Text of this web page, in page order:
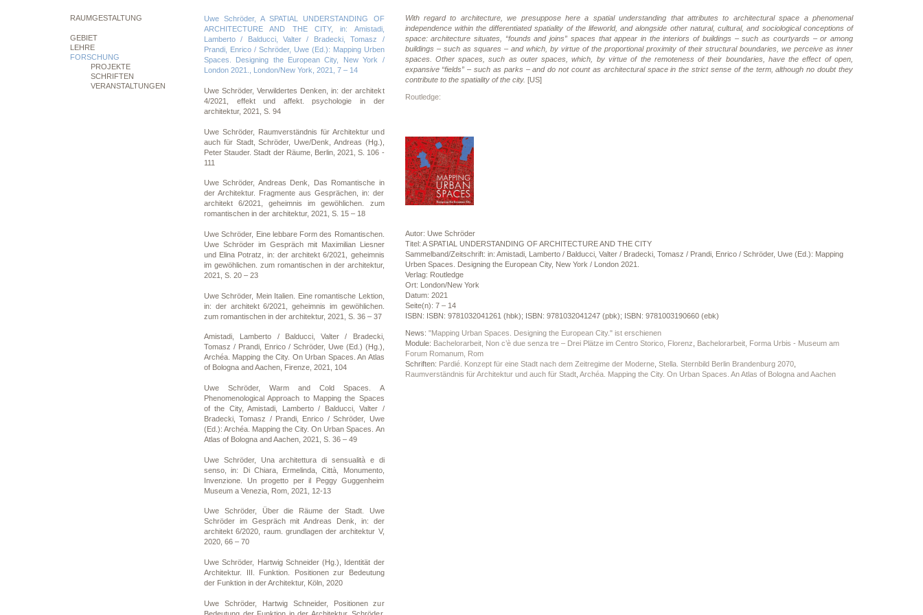
RAUMGESTALTUNG
GEBIET
LEHRE
FORSCHUNG
PROJEKTE
SCHRIFTEN
VERANSTALTUNGEN
Uwe Schröder, A SPATIAL UNDERSTANDING OF
ARCHITECTURE AND THE CITY, in: Amistadi,
Lamberto / Balducci, Valter / Bradecki, Tomasz /
Prandi, Enrico / Schröder, Uwe (Ed.): Mapping Urben
Spaces. Designing the European City, New York /
London 2021., London/New York, 2021, 7 – 14
Uwe Schröder, Verwildertes Denken, in: der architekt
4/2021, effekt und affekt. psychologie in der
architektur, 2021, S. 94
Uwe Schröder, Raumverständnis für Architektur und
auch für Stadt, Schröder, Uwe/Denk, Andreas (Hg.),
Peter Stauder. Stadt der Räume, Berlin, 2021, S. 106 -
111
Uwe Schröder, Andreas Denk, Das Romantische in
der Architektur. Fragmente aus Gesprächen, in: der
architekt 6/2021, geheimnis im gewöhlichen. zum
romantischen in der architektur, 2021, S. 15 – 18
Uwe Schröder, Eine lebbare Form des Romantischen.
Uwe Schröder im Gespräch mit Maximilian Liesner
und Elina Potratz, in: der architekt 6/2021, geheimnis
im gewöhlichen. zum romantischen in der architektur,
2021, S. 20 – 23
Uwe Schröder, Mein Italien. Eine romantische Lektion,
in: der architekt 6/2021, geheimnis im gewöhlichen.
zum romantischen in der architektur, 2021, S. 36 – 37
Amistadi, Lamberto / Balducci, Valter / Bradecki,
Tomasz / Prandi, Enrico / Schröder, Uwe (Ed.) (Hg.),
Archéa. Mapping the City. On Urban Spaces. An Atlas
of Bologna and Aachen, Firenze, 2021, 104
Uwe Schröder, Warm and Cold Spaces. A
Phenomenological Approach to Mapping the Spaces
of the City, Amistadi, Lamberto / Balducci, Valter /
Bradecki, Tomasz / Prandi, Enrico / Schröder, Uwe
(Ed.): Archéa. Mapping the City. On Urban Spaces. An
Atlas of Bologna and Aachen, 2021, S. 36 – 49
Uwe Schröder, Una architettura di sensualità e di
senso, in: Di Chiara, Ermelinda, Città, Monumento,
Invenzione. Un progetto per il Peggy Guggenheim
Museum a Venezia, Rom, 2021, 12-13
Uwe Schröder, Über die Räume der Stadt. Uwe
Schröder im Gespräch mit Andreas Denk, in: der
architekt 6/2020, raum. grundlagen der architektur V,
2020, 66 – 70
Uwe Schröder, Hartwig Schneider (Hg.), Identität der
Architektur. III. Funktion. Positionen zur Bedeutung
der Funktion in der Architektur, Köln, 2020
Uwe Schröder, Hartwig Schneider, Positionen zur
With regard to architecture, we presuppose here a spatial understanding that attributes to architectural space a phenomenal
independence within the differentiated spatiality of the lifeworld, and alongside other natural, cultural, and sociological conceptions of
space: architecture situates, “founds and joins” spaces that appear in the interiors of buildings – such as courtyards – or among
buildings – such as squares – and which, by virtue of the proportional proximity of their structural boundaries, we perceive as inner
spaces. Other spaces, such as outer spaces, which, by virtue of the remoteness of their boundaries, have the effect of open,
expansive “fields” – such as parks – and do not count as architectural space in the strict sense of the term, although no doubt they
contribute to the spatiality of the city. [US]
Routledge:
Autor: Uwe Schröder
Titel: A SPATIAL UNDERSTANDING OF ARCHITECTURE AND THE CITY
Sammelband/Zeitschrift: in: Amistadi, Lamberto / Balducci, Valter / Bradecki, Tomasz / Prandi, Enrico / Schröder, Uwe (Ed.): Mapping
Urben Spaces. Designing the European City, New York / London 2021.
Verlag: Routledge
Ort: London/New York
Datum: 2021
Seite(n): 7 – 14
ISBN: ISBN: 9781032041261 (hbk); ISBN: 9781032041247 (pbk); ISBN: 9781003190660 (ebk)
News: "Mapping Urban Spaces. Designing the European City." ist erschienen
Module: Bachelorarbeit, Non c’è due senza tre – Drei Plätze im Centro Storico, Florenz
Bachelorarbeit, Forma Urbis - Museum am
Forum Romanum, Rom
Schriften: Pardié. Konzept für eine Stadt nach dem Zeitregime der Moderne, Stella. Sternbild Berlin Brandenburg 2070,
Raumverständnis für Architektur und auch für Stadt, Archéa. Mapping the City. On Urban Spaces. An Atlas of Bologna and Aachen